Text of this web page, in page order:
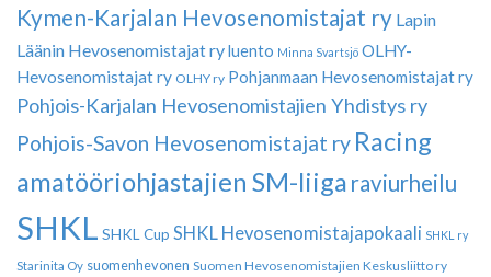
Kymen-Karjalan Hevosenomistajat ry Lapin
Läänin Hevosenomistajat ryluento Minna Svartsjö OLHY-
Hevosenomistajat ry OLHY ry Pohjanmaan Hevosenomistajat ry
Pohjois-Karjalan Hevosenomistajien Yhdistys ry
Pohjois-Savon Hevosenomistajat ry Racing
amatööriohjastajien SM-liiga raviurheilu
SHKL SHKL Cup SHKL Hevosenomistajapokaali SHKL ry
Starinita Oy suomenhevonen Suomen Hevosenomistajien Keskusliitto ry